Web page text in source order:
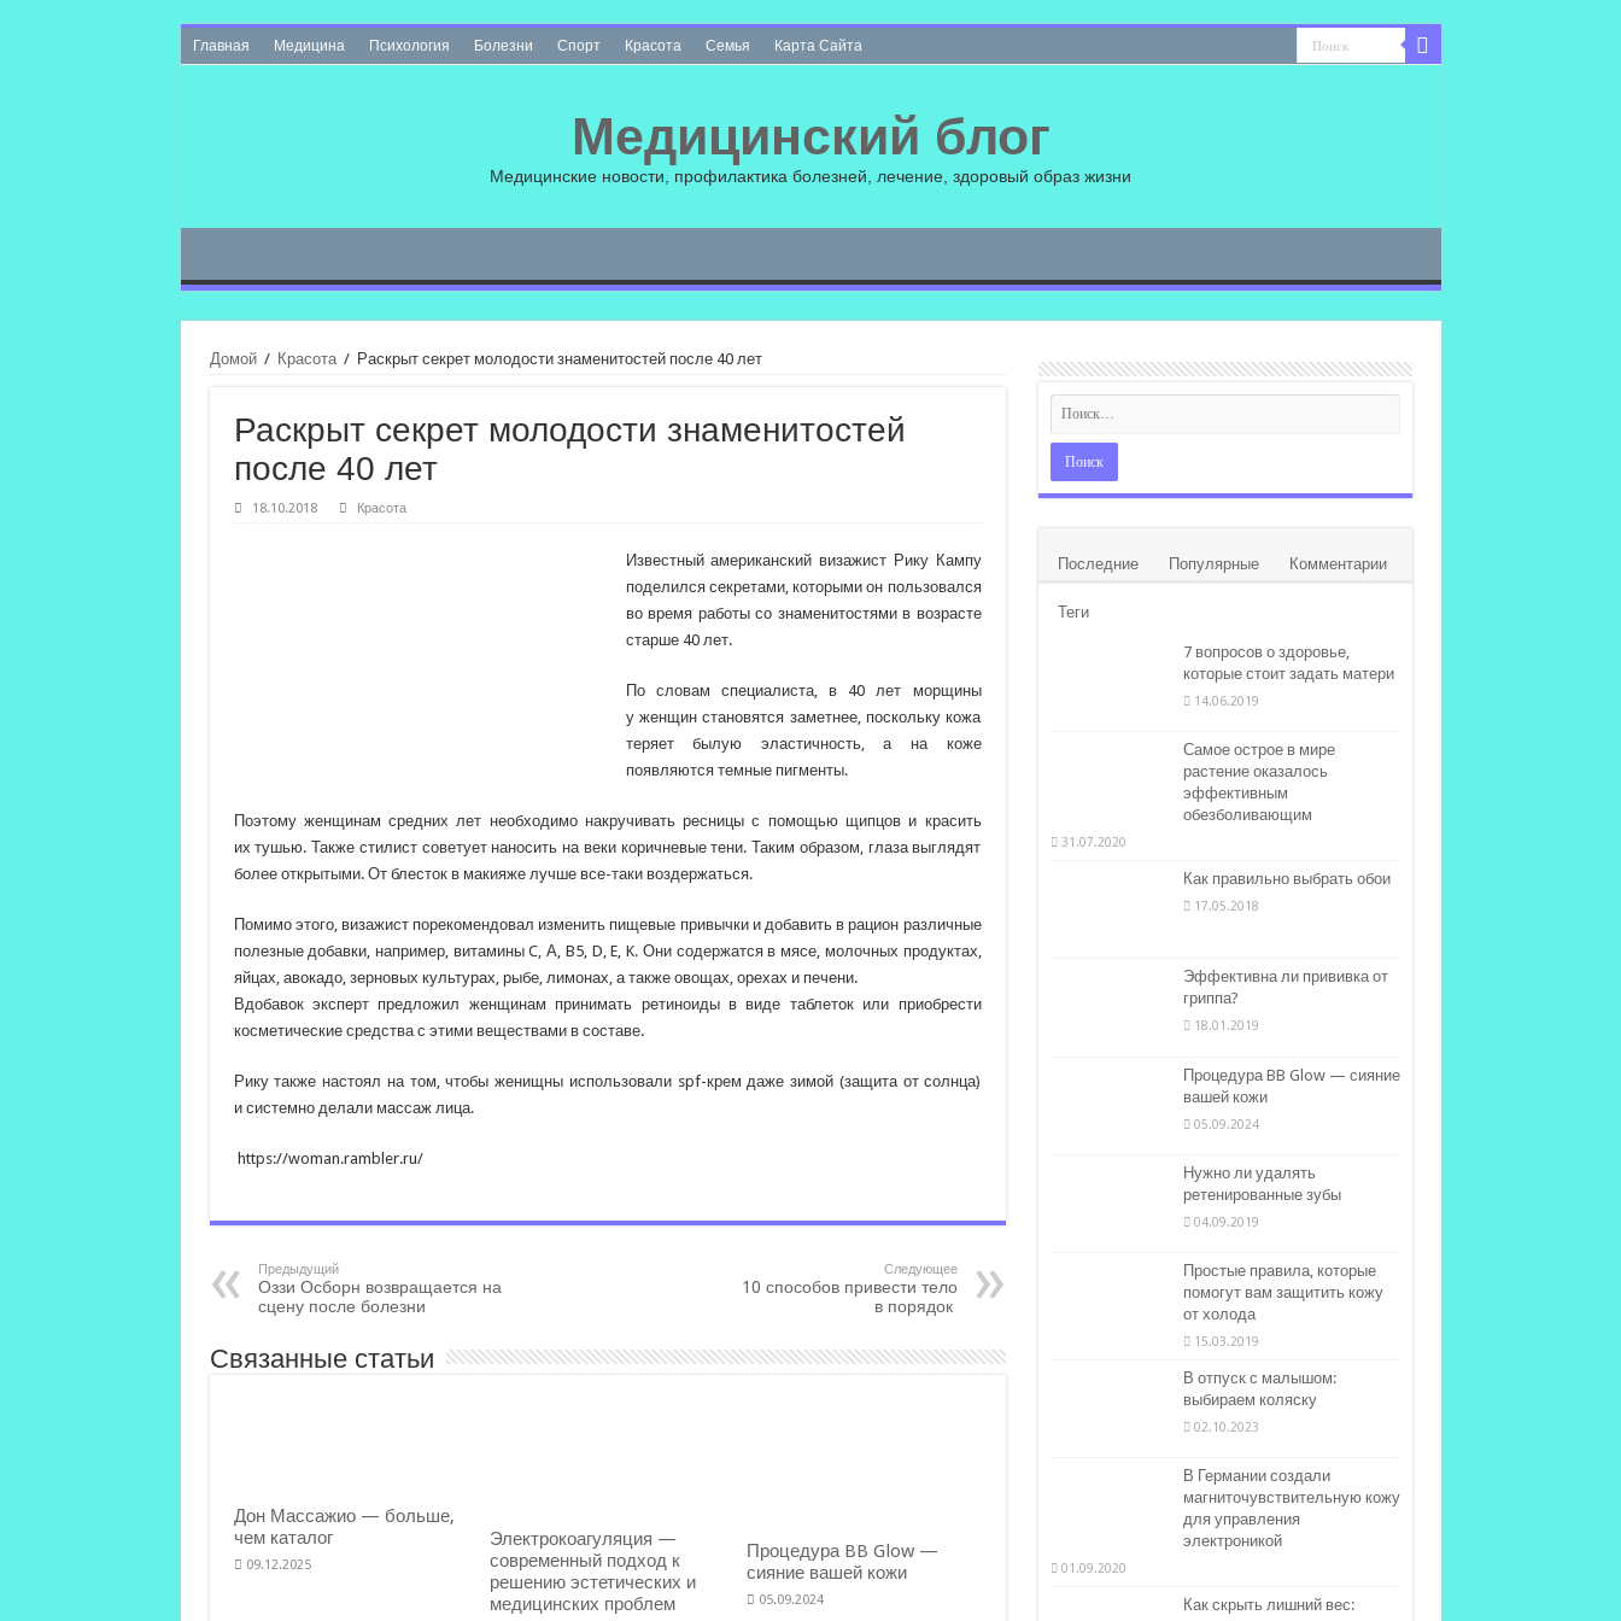
Главная Медицина Психология Болезни Спорт Красота Семья Карта Сайта
Медицинский блог
Медицинские новости, профилактика болезней, лечение, здоровый образ жизни
Домой / Красота / Раскрыт секрет молодости знаменитостей после 40 лет
Раскрыт секрет молодости знаменитостей
после 40 лет
18.10.2018 Красота
Известный американский визажист Рику Кампу
поделился секретами, которыми он пользовался
во время работы со знаменитостями в возрасте
старше 40 лет.
По словам специалиста, в 40 лет морщины
у женщин становятся заметнее, поскольку кожа
теряет былую эластичность, а на коже
появляются темные пигменты.
Поэтому женщинам средних лет необходимо накручивать ресницы с помощью щипцов и красить
их тушью. Также стилист советует наносить на веки коричневые тени. Таким образом, глаза выглядят
более открытыми. От блесток в макияже лучше все-таки воздержаться.
Помимо этого, визажист порекомендовал изменить пищевые привычки и добавить в рацион различные
полезные добавки, например, витамины C, А, B5, D, E, K. Они содержатся в мясе, молочных продуктах,
яйцах, авокадо, зерновых культурах, рыбе, лимонах, а также овощах, орехах и печени.
Вдобавок эксперт предложил женщинам принимать ретиноиды в виде таблеток или приобрести
косметические средства с этими веществами в составе.
Рику также настоял на том, чтобы женищны использовали spf-крем даже зимой (защита от солнца)
и системно делали массаж лица.
https://woman.rambler.ru/
Предыдущий
Оззи Осборн возвращается на
сцену после болезни
Следующее
10 способов привести тело
в порядок
Связанные статьи
Дон Массажио — больше,
чем каталог
09.12.2025
Электрокоагуляция —
современный подход к
решению эстетических и
медицинских проблем
Процедура BB Glow —
сияние вашей кожи
05.09.2024
Последние Популярные Комментарии
Теги
7 вопросов о здоровье,
которые стоит задать матери
14.06.2019
Самое острое в мире
растение оказалось
эффективным
обезболивающим
31.07.2020
Как правильно выбрать обои
17.05.2018
Эффективна ли прививка от
гриппа?
18.01.2019
Процедура BB Glow — сияние
вашей кожи
05.09.2024
Нужно ли удалять
ретенированные зубы
04.09.2019
Простые правила, которые
помогут вам защитить кожу
от холода
15.03.2019
В отпуск с малышом:
выбираем коляску
02.10.2023
В Германии создали
магниточувствительную кожу
для управления
электроникой
01.09.2020
Как скрыть лишний вес: